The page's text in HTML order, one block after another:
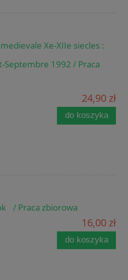
Xe-XIIe siecles :
Septembre 1992 / Praca
24,90 zł
do koszyka
/ Praca zbiorowa
16,00 zł
do koszyka